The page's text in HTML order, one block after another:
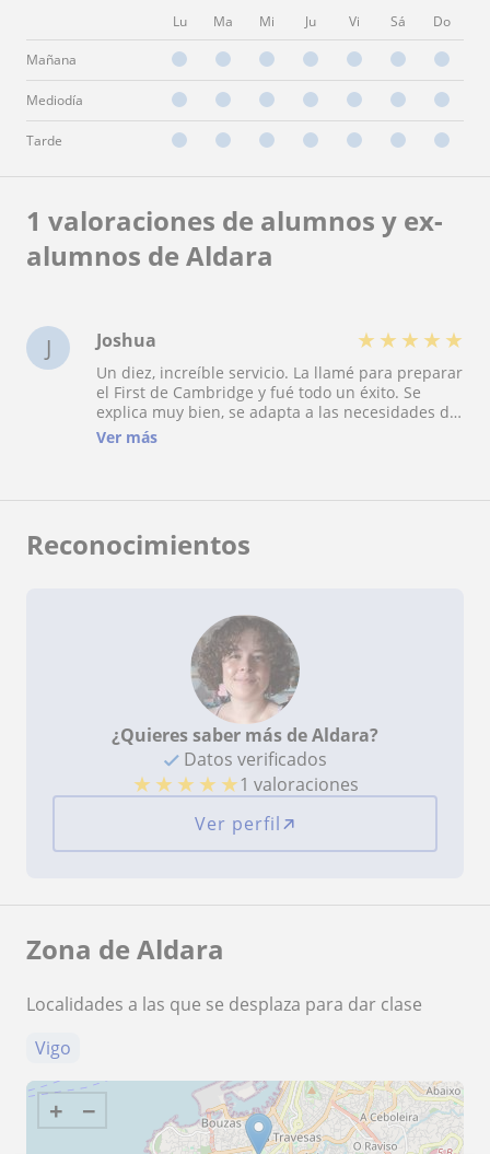
Lu Ma Mi Ju Vi Sá Do
Mañana
Mediodía
Tarde
1 valoraciones de alumnos y ex-
alumnos de Aldara
J Joshua ★ ★ ★ ★ ★
Un diez, increíble servicio. La llamé para preparar
el First de Cambridge y fué todo un éxito. Se
explica muy bien, se adapta a las necesidades de
cada uno y tiene mucha paciencia a la hora de
Ver más
Reconocimientos
¿Quieres saber más de Aldara?
Datos verificados
★ ★ ★ ★ ★1 valoraciones
Ver perfil
Zona de Aldara
Localidades a las que se desplaza para dar clase
Vigo
+ −